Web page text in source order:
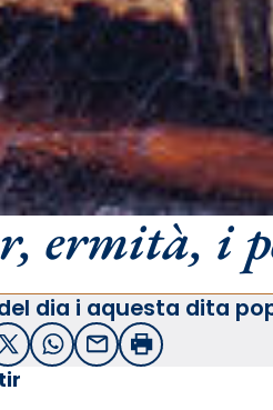
ermità, i
dia i aquesta dita
X / Twitter
WhatsApp
EmailImprimir